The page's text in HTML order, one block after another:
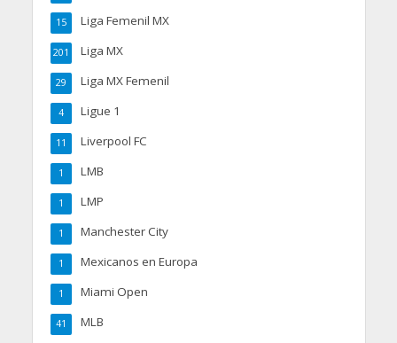
Liga Femenil MX
15
Liga MX
201
Liga MX Femenil
29
Ligue 1
4
Liverpool FC
11
LMB
1
LMP
1
Manchester City
1
Mexicanos en Europa
1
Miami Open
1
MLB
41